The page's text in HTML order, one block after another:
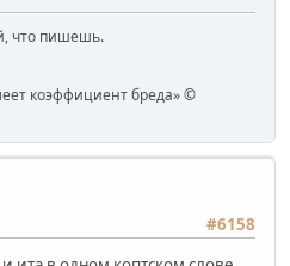
что пишешь.
коэффициент бреда» ©
#6158